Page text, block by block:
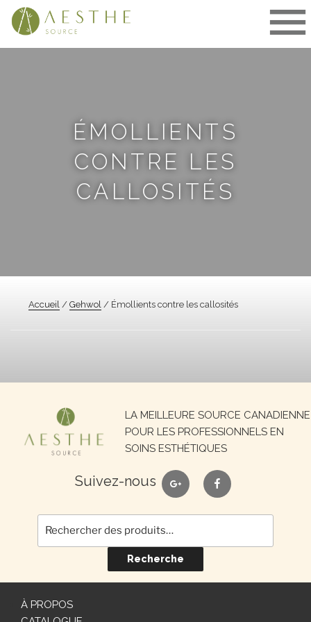
Aller
ÉMOLLIENTS
CONTRE LES
CALLOSITÉS
Accueil / Gehwol / Émollients contre les callosités
LA MEILLEURE SOURCE CANADIENNE
POUR LES PROFESSIONNELS EN
SOINS ESTHÉTIQUES
Suivez-nous google facebook
Recherche
pour :
Recherche
À PROPOS